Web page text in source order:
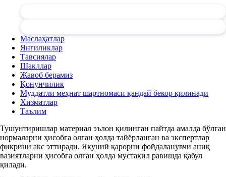
Маслаҳатлар
Янгиликлар
Тавсиялар
Шакллар
Жавоб берамиз
Қонунчилик
Муддатли меҳнат шартномаси қандай бекор қилинади
Хизматлар
Таълим
Тушунтиришлар материал эълон қилинган пайтда амалда бўлган
нормаларни ҳисобга олган ҳолда тайёрланган ва экспертлар
фикрини акс эттиради. Якуний қарорни фойдаланувчи аниқ
вазиятларни ҳисобга олган ҳолда мустақил равишда қабул
қилади.